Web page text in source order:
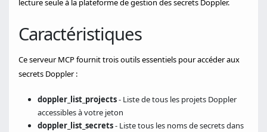
lecture seule à la plateforme de gestion des secrets Doppler.
Caractéristiques
Ce serveur MCP fournit trois outils essentiels pour accéder aux
secrets Doppler :
doppler_list_projects- Liste de tous les projets Doppler
accessibles à votre jeton
doppler_list_secrets- Liste tous les noms de secrets dans